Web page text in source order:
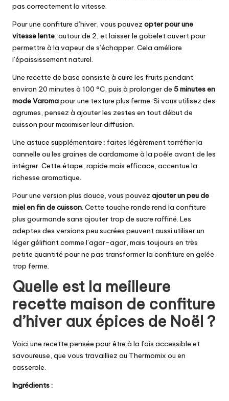
pas correctement la vitesse.
Pour une confiture d’hiver, vous pouvez opter pour une
vitesse lente, autour de 2, et laisser le gobelet ouvert pour
permettre à la vapeur de s’échapper. Cela améliore
l’épaississement naturel.
Une recette de base consiste à cuire les fruits pendant
environ 20 minutes à 100 °C, puis à prolonger de 5 minutes en
mode Varomapour une texture plus ferme. Si vous utilisez des
agrumes, pensez à ajouter les zestes en tout début de
cuisson pour maximiser leur diffusion.
Une astuce supplémentaire : faites légèrement torréfier la
cannelle ou les graines de cardamome à la poêle avant de les
intégrer. Cette étape, rapide mais efficace, accentue la
richesse aromatique.
Pour une version plus douce, vous pouvez ajouter un peu de
miel en fin de cuisson. Cette touche ronde rend la confiture
plus gourmande sans ajouter trop de sucre raffiné. Les
adeptes des versions peu sucrées peuvent aussi utiliser un
léger gélifiant comme l’agar-agar, mais toujours en très
petite quantité pour ne pas transformer la confiture en gelée
trop ferme.
Quelle est la meilleure
recette maison de confiture
d’hiver aux épices de Noël ?
Voici une recette pensée pour être à la fois accessible et
savoureuse, que vous travailliez au Thermomix ou en
casserole.
Ingrédients :